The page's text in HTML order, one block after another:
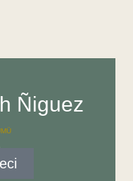
Ñiguez